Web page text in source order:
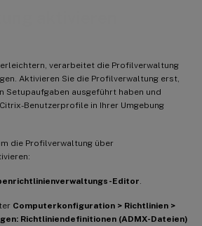
verarbeitet die Profilverwaltung
Aktivieren Sie die Profilverwaltung erst,
Setupaufgaben ausgeführt haben und
Benutzerprofile in Ihrer Umgebung
die Profilverwaltung über
Editor
Computerkonfiguration > Richtlinien >
Richtliniendefinitionen (ADMX-Dateien)